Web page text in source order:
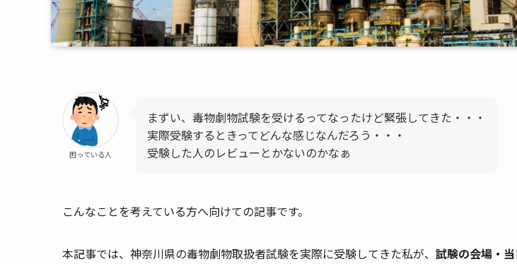
困っている人
まずい、毒物劇物試験を受けるってなったけど緊張してきた・・・
実際受験するときってどんな感じなんだろう・・・
受験した人のレビューとかないのかなぁ
こんなことを考えている方へ向けての記事です。
本記事では、神奈川県の毒物劇物取扱者試験を実際に受験してきた私が、 試験の会場・